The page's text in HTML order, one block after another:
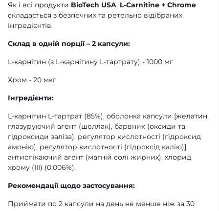
Як і всі продукти BioTech USA, L-Carnitine + Chrome
складається з безпечних та ретельно відібраних
інгредієнтів.
Склад в одній порції – 2 капсули:
L-карнітин (з L-карнітину L-тартрату) - 1000 мг
Хром - 20 мкг
Інгредієнти:
L-карнітин L-тартрат (85%), оболонка капсули [желатин,
глазуруючий агент (шеллак), барвник (оксиди та
гідроксиди заліза), регулятор кислотності (гідроксид
амонію), регулятор кислотності (гідроксід калію)],
антиспікаючий агент (магній солі жирних), хлорид
хрому (III) (0,006%).
Рекомендації щодо застосування:
Приймати по 2 капсули на день не менше ніж за 30